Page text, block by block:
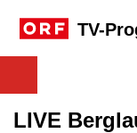
TV-
LIVE